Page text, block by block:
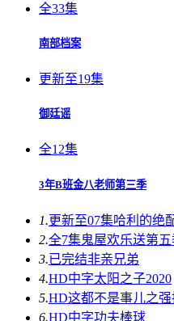
全33集
南部档案
更新至19集
御廷谣
全12集
3年B班金八老师第三季
1.更新至07集哈利的绝
2.全7集鬼屋欢乐送第
3.已完结非亲兄弟
4.HD中字太阳之子2020
5.HD这都不是事儿之强
6.HD中字功夫棒球